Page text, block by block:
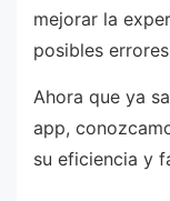
mejorar la
posibles
Ahora que ya
app,
su eficiencia y